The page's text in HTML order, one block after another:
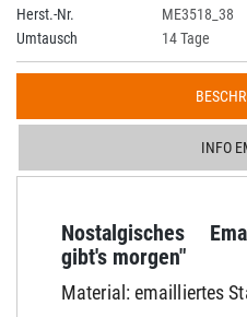
Herst.-Nr.
ME3518_38
Umtausch
14 Tage
INFO
Nostalgisches
gibt's morgen"
Material: emailliertes